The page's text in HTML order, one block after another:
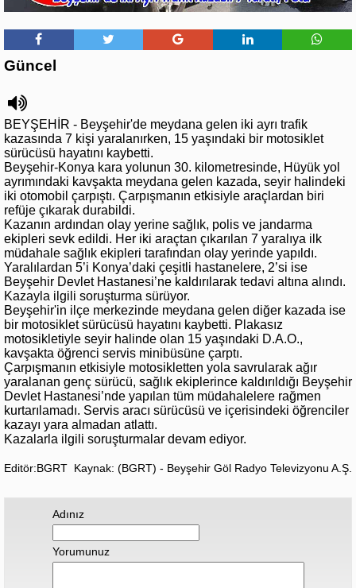
Güncel
BEYŞEHİR - Beyşehir'de meydana gelen iki ayrı trafik
kazasında 7 kişi yaralanırken, 15 yaşındaki bir motosiklet
sürücüsü hayatını kaybetti.
Beyşehir-Konya kara yolunun 30. kilometresinde, Hüyük yol
ayrımındaki kavşakta meydana gelen kazada, seyir halindeki
iki otomobil çarpıştı. Çarpışmanın etkisiyle araçlardan biri
refüje çıkarak durabildi.
Kazanın ardından olay yerine sağlık, polis ve jandarma
ekipleri sevk edildi. Her iki araçtan çıkarılan 7 yaralıya ilk
müdahale sağlık ekipleri tarafından olay yerinde yapıldı.
Yaralılardan 5’i Konya’daki çeşitli hastanelere, 2’si ise
Beyşehir Devlet Hastanesi’ne kaldırılarak tedavi altına alındı.
Kazayla ilgili soruşturma sürüyor.
Beyşehir'in ilçe merkezinde meydana gelen diğer kazada ise
bir motosiklet sürücüsü hayatını kaybetti. Plakasız
motosikletiyle seyir halinde olan 15 yaşındaki D.A.O.,
kavşakta öğrenci servis minibüsüne çarptı.
Çarpışmanın etkisiyle motosikletten yola savrularak ağır
yaralanan genç sürücü, sağlık ekiplerince kaldırıldığı Beyşehir
Devlet Hastanesi’nde yapılan tüm müdahalelere rağmen
kurtarılamadı. Servis aracı sürücüsü ve içerisindeki öğrenciler
kazayı yara almadan atlattı.
Kazalarla ilgili soruşturmalar devam ediyor.
Editör:BGRT Kaynak: (BGRT) - Beyşehir Göl Radyo Televizyonu A.Ş.
Adınız
Yorumunuz